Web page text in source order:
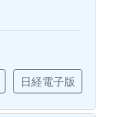
日経電子版